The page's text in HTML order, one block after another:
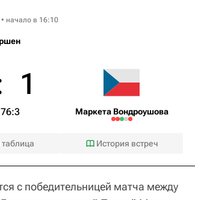
начало в 16:10
1
6:3 Маркета Вондроушова
История встреч
с победительницей матча между